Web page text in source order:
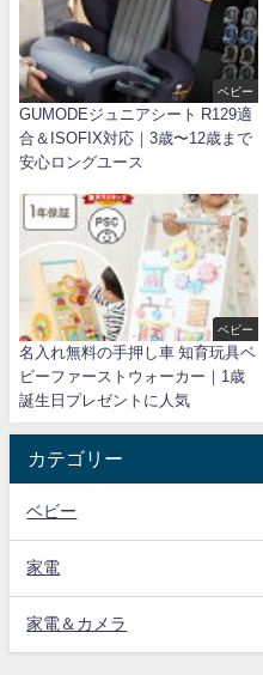
ベビー
GUMODEジュニアシート R129適
合＆ISOFIX対応｜3歳〜12歳まで
安心ロングユース
ベビー
名入れ無料の手押し車 知育玩具ベ
ビーファーストウォーカー｜1歳
誕生日プレゼントに人気
カテゴリー
ベビー
家電
家電＆カメラ